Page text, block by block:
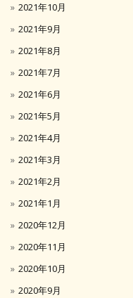
2021年10月
2021年9月
2021年8月
2021年7月
2021年6月
2021年5月
2021年4月
2021年3月
2021年2月
2021年1月
2020年12月
2020年11月
2020年10月
2020年9月